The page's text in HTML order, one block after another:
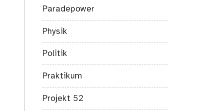
Paradepower
Physik
Politik
Praktikum
Projekt 52